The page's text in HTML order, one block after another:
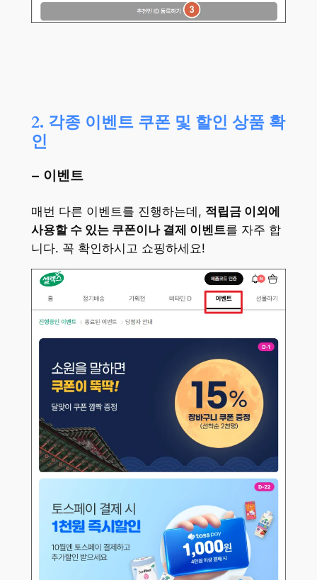
2. 각종 이벤트 쿠폰 및 할인 상품 확
인
– 이벤트
매번 다른 이벤트를 진행하는데, 적립금 이외에
사용할 수 있는 쿠폰이나 결제 이벤트를 자주 합
니다. 꼭 확인하시고 쇼핑하세요!